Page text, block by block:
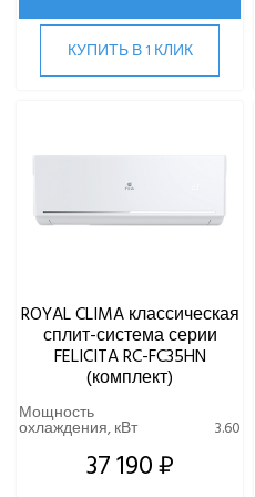
Haier
Hisense
Kitano
Lessar
LG
Marsa
MDV
Mitsubishi Heavy Industries
MITSUDAI
КУПИТЬ В 1 КЛИК
ROYAL CLIMA классическая
сплит-система серии
FELICITA RC-FC35HN
(комплект)
Мощность
охлаждения, кВт 3.60
37 190 ₽